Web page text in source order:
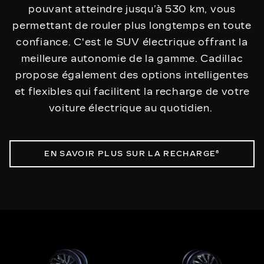
pouvant atteindre jusqu’à 530 km, vous
permettant de rouler plus longtemps en toute
confiance. C'est le SUV électrique offrant la
meilleure autonomie de la gamme. Cadillac
propose également des options intelligentes
et flexibles qui facilitent la recharge de votre
voiture électrique au quotidien.
EN SAVOIR PLUS SUR LA RECHARGE⁶